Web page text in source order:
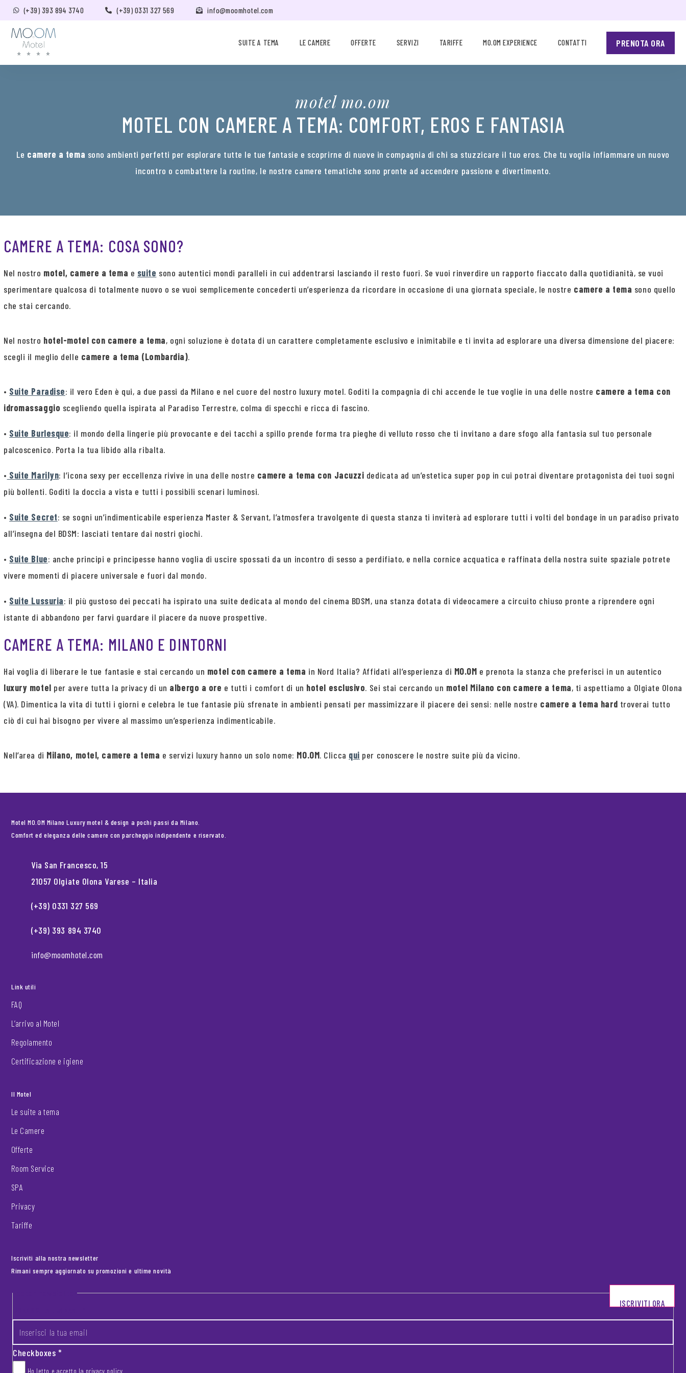
(+39) 393 894 3740 (+39) 0331 327 569 info@moomhotel.com
SUITE A TEMA LE CAMERE OFFERTE SERVIZI TARIFFE MO.OM EXPERIENCE CONTATTI PRENOTA ORA
motel mo.om
MOTEL CON CAMERE A TEMA: COMFORT, EROS E FANTASIA
Le camere a tema sono ambienti perfetti per esplorare tutte le tue fantasie e scoprirne di nuove in compagnia di chi sa stuzzicare il tuo eros. Che tu voglia infiammare un nuovo
incontro o combattere la routine, le nostre camere tematiche sono pronte ad accendere passione e divertimento.
CAMERE A TEMA: COSA SONO?
Nel nostro motel, camere a tema e suite sono autentici mondi paralleli in cui addentrarsi lasciando il resto fuori. Se vuoi rinverdire un rapporto fiaccato dalla quotidianità, se vuoi
sperimentare qualcosa di totalmente nuovo o se vuoi semplicemente concederti un’esperienza da ricordare in occasione di una giornata speciale, le nostre camere a tema sono quello
che stai cercando.
Nel nostro hotel-motel con camere a tema, ogni soluzione è dotata di un carattere completamente esclusivo e inimitabile e ti invita ad esplorare una diversa dimensione del piacere:
scegli il meglio delle camere a tema (Lombardia).
• Suite Paradise: il vero Eden è qui, a due passi da Milano e nel cuore del nostro luxury motel. Goditi la compagnia di chi accende le tue voglie in una delle nostre camere a tema con
idromassaggio scegliendo quella ispirata al Paradiso Terrestre, colma di specchi e ricca di fascino.
• Suite Burlesque: il mondo della lingerie più provocante e dei tacchi a spillo prende forma tra pieghe di velluto rosso che ti invitano a dare sfogo alla fantasia sul tuo personale
palcoscenico. Porta la tua libido alla ribalta.
• Suite Marilyn: l’icona sexy per eccellenza rivive in una delle nostre camere a tema con Jacuzzi dedicata ad un’estetica super pop in cui potrai diventare protagonista dei tuoi sogni
più bollenti. Goditi la doccia a vista e tutti i possibili scenari luminosi.
• Suite Secret: se sogni un’indimenticabile esperienza Master & Servant, l’atmosfera travolgente di questa stanza ti inviterà ad esplorare tutti i volti del bondage in un paradiso privato
all’insegna del BDSM: lasciati tentare dai nostri giochi.
• Suite Blue: anche principi e principesse hanno voglia di uscire spossati da un incontro di sesso a perdifiato, e nella cornice acquatica e raffinata della nostra suite spaziale potrete
vivere momenti di piacere universale e fuori dal mondo.
• Suite Lussuria: il più gustoso dei peccati ha ispirato una suite dedicata al mondo del cinema BDSM, una stanza dotata di videocamere a circuito chiuso pronte a riprendere ogni
istante di abbandono per farvi guardare il piacere da nuove prospettive.
CAMERE A TEMA: MILANO E DINTORNI
Hai voglia di liberare le tue fantasie e stai cercando un motel con camere a tema in Nord Italia? Affidati all’esperienza di MO.OM e prenota la stanza che preferisci in un autentico
luxury motel per avere tutta la privacy di un albergo a ore e tutti i comfort di un hotel esclusivo. Sei stai cercando un motel Milano con camere a tema, ti aspettiamo a Olgiate Olona
(VA). Dimentica la vita di tutti i giorni e celebra le tue fantasie più sfrenate in ambienti pensati per massimizzare il piacere dei sensi: nelle nostre camere a tema hard troverai tutto
ciò di cui hai bisogno per vivere al massimo un’esperienza indimenticabile.
Nell’area di Milano, motel, camere a tema e servizi luxury hanno un solo nome: MO.OM. Clicca qui per conoscere le nostre suite più da vicino.
Motel MO.OM Milano Luxury motel & design a pochi passi da Milano.
Comfort ed eleganza delle camere con parcheggio indipendente e riservato.
Via San Francesco, 15
21057 Olgiate Olona Varese – Italia
(+39) 0331 327 569
(+39) 393 894 3740
info@moomhotel.com
Link utili
FAQ
L’arrivo al Motel
Regolamento
Certificazione e igiene
Il Motel
Le suite a tema
Le Camere
Offerte
Room Service
SPA
Privacy
Tariffe
Iscriviti alla nostra newsletter
Rimani sempre aggiornato su promozioni e ultime novità
Footer newsletter
Checkboxes*
Ho letto e accetto la privacy policy
ISCRIVITI ORA